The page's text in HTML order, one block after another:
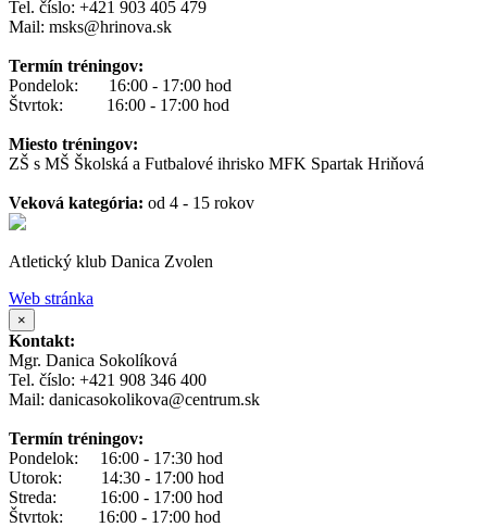
Tel. číslo: +421 903 405 479
Mail: msks@hrinova.sk
Termín tréningov:
Pondelok: 16:00 - 17:00 hod
Štvrtok: 16:00 - 17:00 hod
Miesto tréningov:
ZŠ s MŠ Školská a Futbalové ihrisko MFK Spartak Hriňová
Veková kategória: od 4 - 15 rokov
Atletický klub Danica Zvolen
Web stránka
×
Kontakt:
Mgr. Danica Sokolíková
Tel. číslo: +421 908 346 400
Mail: danicasokolikova@centrum.sk
Termín tréningov:
Pondelok: 16:00 - 17:30 hod
Utorok: 14:30 - 17:00 hod
Streda: 16:00 - 17:00 hod
Štvrtok: 16:00 - 17:00 hod